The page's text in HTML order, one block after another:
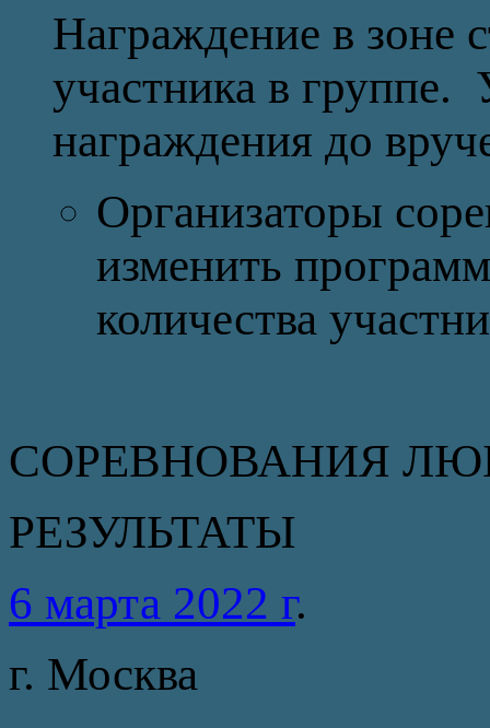
Награждение в зоне
участника в группе.
награждения до
Организаторы
изменить
количества
СОРЕВНОВАНИЯ
РЕЗУЛЬТАТЫ
6 марта 2022 г.
г. Москва